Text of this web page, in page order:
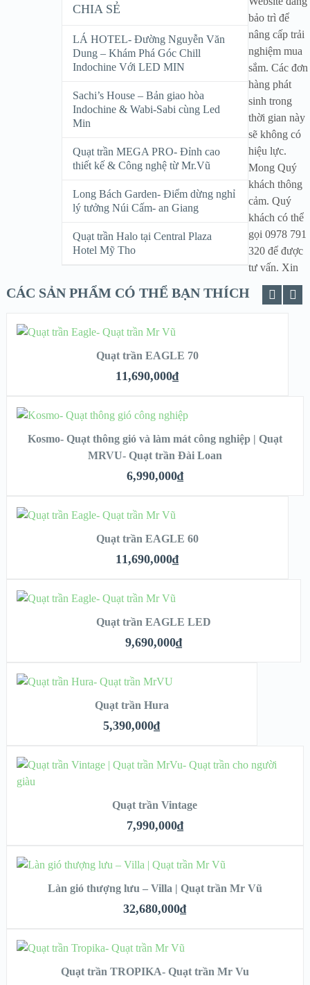
CHIA SẺ
LÁ HOTEL- Đường Nguyễn Văn
Dung – Khám Phá Góc Chill
Indochine Với LED MIN
Sachi’s House – Bản giao hòa
Indochine & Wabi-Sabi cùng Led
Min
Quạt trần MEGA PRO- Đỉnh cao
thiết kế & Công nghệ từ Mr.Vũ
Long Bách Garden- Điểm dừng nghỉ
lý tưởng Núi Cấm- an Giang
Quạt trần Halo tại Central Plaza
Hotel Mỹ Tho
CÁC SẢN PHẨM CÓ THỂ BẠN THÍCH
XEM NHANH
ADD TO CART
Quạt trần EAGLE 70
11,690,000₫
XEM NHANH
ADD TO CART
Kosmo- Quạt thông gió và làm mát công nghiệp | Quạt
MRVU- Quạt trần Đài Loan
6,990,000₫
XEM NHANH
ADD TO CART
Quạt trần EAGLE 60
11,690,000₫
XEM NHANH
ADD TO CART
Quạt trần EAGLE LED
9,690,000₫
XEM NHANH
ADD TO CART
Quạt trần Hura
5,390,000₫
XEM NHANH
Quạt trần Vintage
7,990,000₫
XEM NHANH
ADD TO CART
Làn gió thượng lưu – Villa | Quạt trần Mr Vũ
32,680,000₫
ADD TO CART
Quạt trần TROPIKA- Quạt trần Mr Vu
bảo trì để
nâng cấp trải
nghiệm mua
sắm. Các đơn
hàng phát
sinh trong
thời gian này
sẽ không có
hiệu lực.
Mong Quý
khách thông
cảm. Quý
khách có thể
gọi 0978 791
320 để được
tư vấn. Xin